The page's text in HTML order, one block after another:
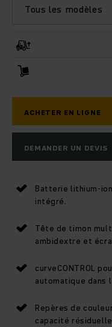
Tous les modèles
ACHETER EN LIGNE
DEMANDER UN DEVIS
Batterie lithium-
intégré.
Tête de timon
ambidextre et
curveCONTROL
automatique dans
Repères de
capacité